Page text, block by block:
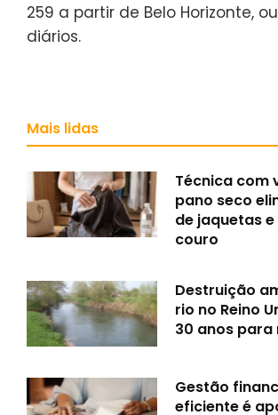
259 a partir de Belo Horizonte,
diários.
Mais lidas
Técnica com
pano seco
de jaquetas
couro
Destruição
rio no Reino
30 anos
Gestão
eficiente é